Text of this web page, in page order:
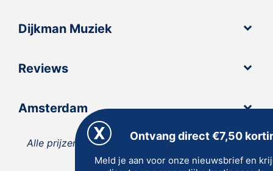
Dijkman Muziek
Reviews
Amsterdam
Alle prijzen zijn inclusief 21% BTW, tenzij anders
vermeld.
Ontvang direct €7,50
Meld je aan voor onze nieuwsbrief en